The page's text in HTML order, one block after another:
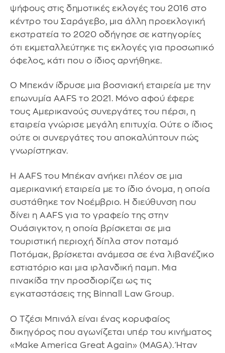
ψήφους στις δημοτικές εκλογές του 2016 στο
κέντρο του Σαράγεβο, μια άλλη προεκλογική
εκστρατεία το 2020 οδήγησε σε κατηγορίες
ότι εκμεταλλεύτηκε τις εκλογές για προσωπικό
όφελος, κάτι που ο ίδιος αρνήθηκε.
Ο Μπεκάν ίδρυσε μια βοσνιακή εταιρεία με την
επωνυμία AAFS το 2021. Μόνο αφού έφερε
τους Αμερικανούς συνεργάτες του πέρσι, η
εταιρεία γνώρισε μεγάλη επιτυχία. Ούτε ο ίδιος
ούτε οι συνεργάτες του αποκαλύπτουν πώς
γνωρίστηκαν.
Η AAFS του Μπέκαν ανήκει πλέον σε μια
αμερικανική εταιρεία με το ίδιο όνομα, η οποία
συστάθηκε τον Νοέμβριο. Η διεύθυνση που
δίνει η AAFS για το γραφείο της στην
Ουάσιγκτον, η οποία βρίσκεται σε μια
τουριστική περιοχή δίπλα στον ποταμό
Ποτόμακ, βρίσκεται ανάμεσα σε ένα λιβανέζικο
εστιατόριο και μια ιρλανδική παμπ. Μια
πινακίδα την προσδιορίζει ως τις
εγκαταστάσεις της Binnall Law Group.
Ο Τζέσι Μπινάλ είναι ένας κορυφαίος
δικηγόρος που αγωνίζεται υπέρ του κινήματος
«Make America Great Again» (MAGA). Ήταν